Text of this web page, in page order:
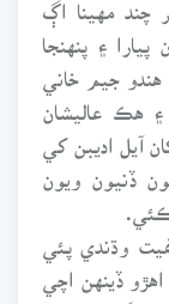
مهينا اڳ
۽ پنهنجا
جيم خاني
هڪ عاليشان
آيل اديبن کي
ڏنيون ويون
وڌندي پئي
ڏينهن اچي